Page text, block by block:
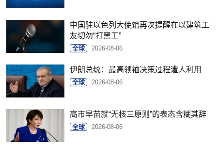
中国驻以色列大使馆再次提醒在以建筑工
友切勿“打黑工”
全球 2026-08-06
伊朗总统：最高领袖决策过程遭人利用
全球 2026-08-06
高市早苗就“无核三原则”的表态含糊其辞
全球 2026-08-06